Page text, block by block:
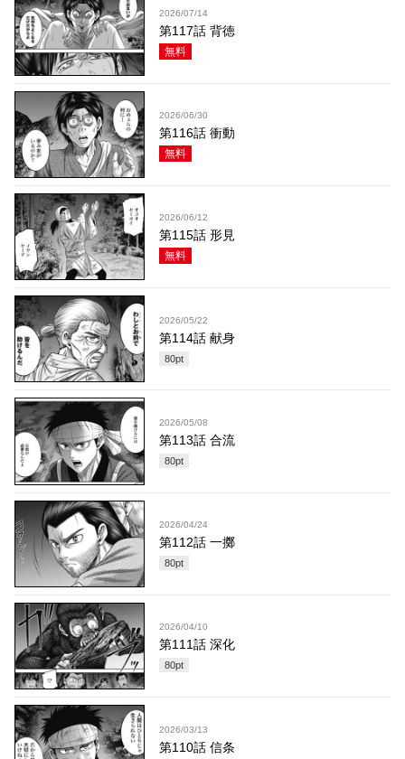
2026/07/14
第117話 背徳
無料
2026/06/30
第116話 衝動
無料
2026/06/12
第115話 形見
無料
2026/05/22
第114話 献身
80pt
2026/05/08
第113話 合流
80pt
2026/04/24
第112話 一擲
80pt
2026/04/10
第111話 深化
80pt
2026/03/13
第110話 信条